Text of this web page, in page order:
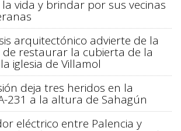
vida y brindar por sus vecinas
arquitectónico advierte de la
de restaurar la cubierta de la
iglesia de Villamol
deja tres heridos en la
231 a la altura de Sahagún
eléctrico entre Palencia y